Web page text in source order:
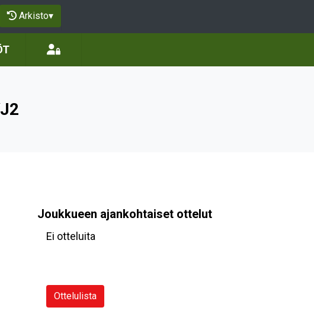
Arkisto▾
Joukkueen ajankohtaiset ottelut
Ei otteluita
Ottelulista